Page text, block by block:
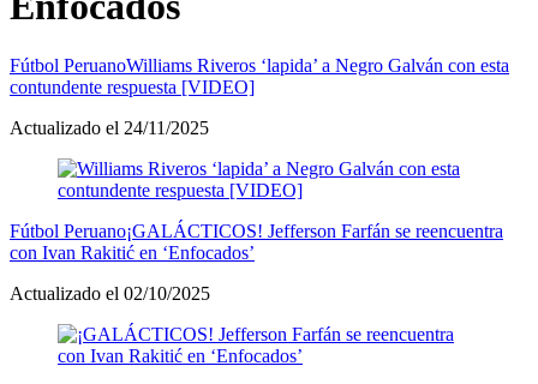
Fútbol PeruanoWilliams Riveros ‘lapida’ a Negro Galván con esta
contundente respuesta [VIDEO]
Actualizado el 24/11/2025
Fútbol Peruano¡GALÁCTICOS! Jefferson Farfán se reencuentra
con Ivan Rakitić en ‘Enfocados’
Actualizado el 02/10/2025